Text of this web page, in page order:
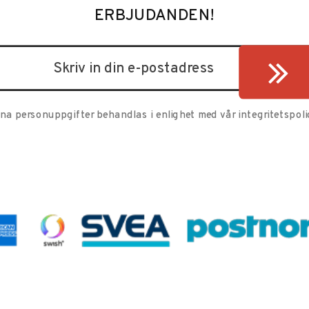
ERBJUDANDEN!
personuppgifter behandlas i enlighet med vår